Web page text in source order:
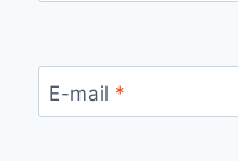
E-mail *